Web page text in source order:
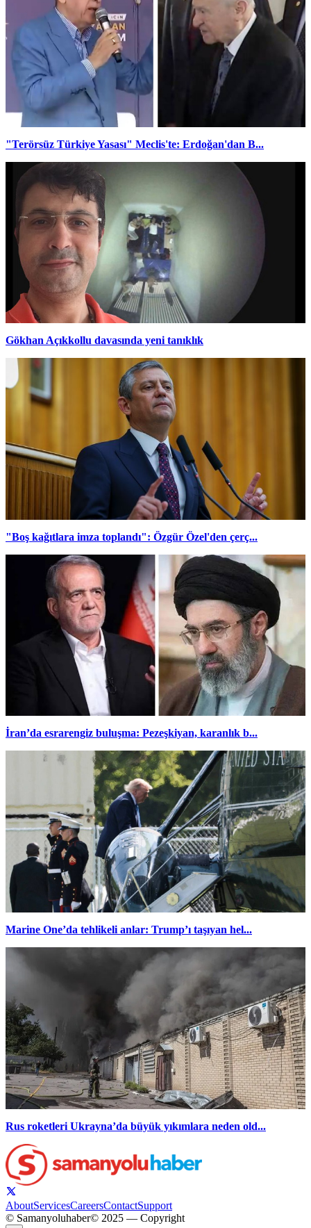
"Terörsüz Türkiye Yasası" Meclis'te: Erdoğan'dan B...
Gökhan Açıkkollu davasında yeni tanıklık
"Boş kağıtlara imza toplandı": Özgür Özel'den çerç...
İran’da esrarengiz buluşma: Pezeşkiyan, karanlık b...
Marine One’da tehlikeli anlar: Trump’ı taşıyan hel...
Rus roketleri Ukrayna’da büyük yıkımlara neden old...
AboutServicesCareersContactSupport
© Samanyoluhaber© 2025 — Copyright